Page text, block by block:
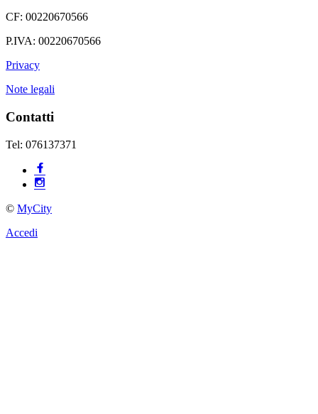
CF: 00220670566
P.IVA: 00220670566
Privacy
Note legali
Contatti
Tel: 076137371
© MyCity
Accedi